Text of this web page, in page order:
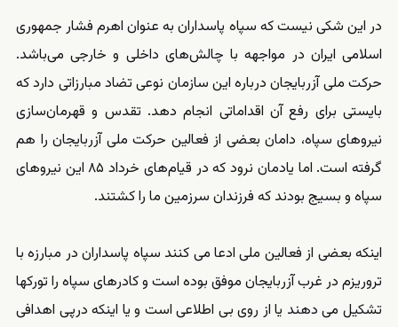
در این شکی نیست که سپاه پاسداران به عنوان اهرم فشار جمهوری
اسلامی ایران در مواجهه با چالش‌های داخلی و خارجی می‌باشد.
حرکت ملی آزربایجان درباره این سازمان نوعی تضاد مبارزاتی دارد که
بایستی برای رفع آن اقداماتی انجام دهد. تقدس و قهرمان‌سازی
نیروهای سپاه، دامان بعضی از فعالین حرکت ملی آزربایجان را هم
گرفته است. اما یادمان نرود که در قیام‌های خرداد ۸۵ این نیروهای
سپاه و بسیج بودند که فرزندان سرزمین ما را کشتند.
اینکه بعضی از فعالین ملی ادعا می کنند سپاه پاسداران در مبارزه با
تروریزم در غرب آزربایجان موفق بوده است و کادرهای سپاه را تورکها
تشکیل می دهند یا از روی بی اطلاعی است و یا اینکه درپی اهدافی